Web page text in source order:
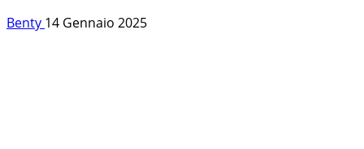
Benty 14 Gennaio 2025